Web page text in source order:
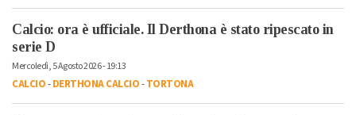
Calcio: ora è ufficiale. Il Derthona è stato ripescato in
serie D
Mercoledì, 5 Agosto 2026 - 19:13
CALCIO-DERTHONA CALCIO-TORTONA